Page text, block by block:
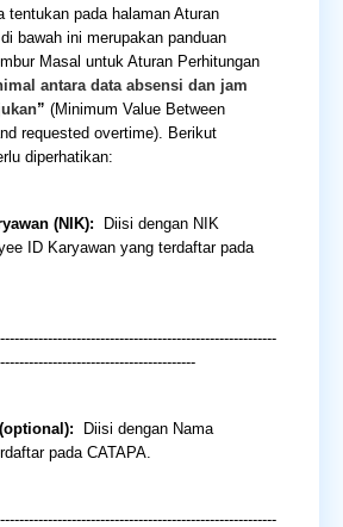
tentukan pada halaman Aturan
bawah ini merupakan panduan
Masal untuk Aturan Perhitungan
antara data absensi dan jam
” (Minimum Value Between
requested overtime). Berikut
diperhatikan:
(NIK):
Diisi dengan NIK
ID Karyawan yang terdaftar pada
Diisi dengan Nama
pada CATAPA.